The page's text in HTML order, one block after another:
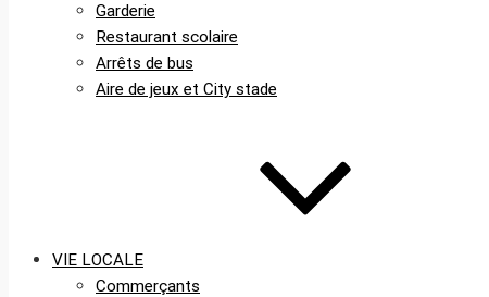
Garderie
Restaurant scolaire
Arrêts de bus
Aire de jeux et City stade
VIE LOCALE
Commerçants